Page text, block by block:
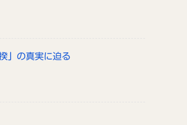
」の真実に迫る